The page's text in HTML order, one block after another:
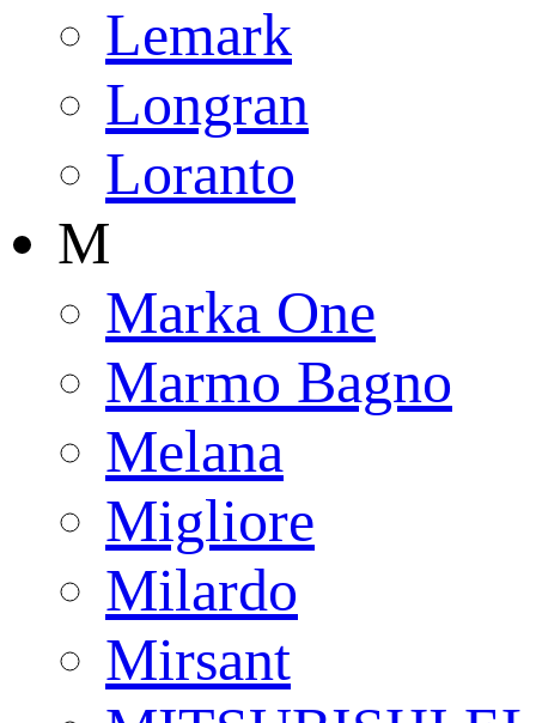
Lemark
Longran
Loranto
M
Marka One
Marmo Bagno
Melana
Migliore
Milardo
Mirsant